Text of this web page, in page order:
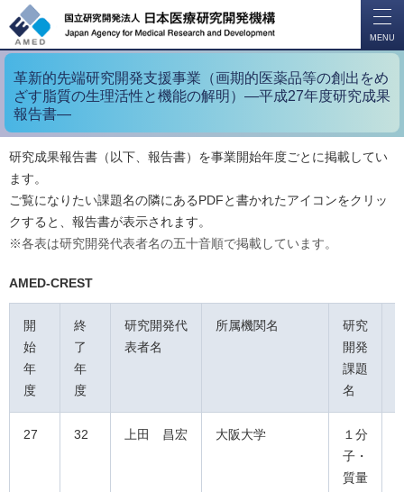
MENU
革新的先端研究開発支援事業（画期的医薬品等の創出をめ
ざす脂質の生理活性と機能の解明）―平成27年度研究成果
報告書―
研究成果報告書（以下、報告書）を事業開始年度ごとに掲載してい
ます。
ご覧になりたい課題名の隣にあるPDFと書かれたアイコンをクリッ
クすると、報告書が表示されます。
※各表は研究開発代表者名の五十音順で掲載しています。
AMED-CREST
開
始
年
度
終
了
年
度
研究開発代
表者名
所属機関名
研究
開発
課題
名
27 32 上田 昌宏 大阪大学
１分
子・
質量